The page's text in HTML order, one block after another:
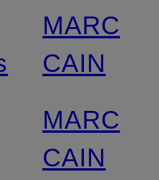
MARC
CAIN
MARC
CAIN